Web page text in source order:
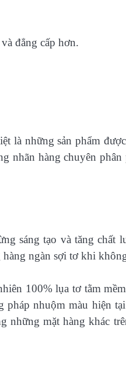
đẳng cấp hơn.
là những sản phẩm
nhãn hàng chuyên phân
sáng tạo và tăng chất
ngàn sợi tơ khi
100% lụa tơ tằm
pháp nhuộm màu hiện
những mặt hàng khác